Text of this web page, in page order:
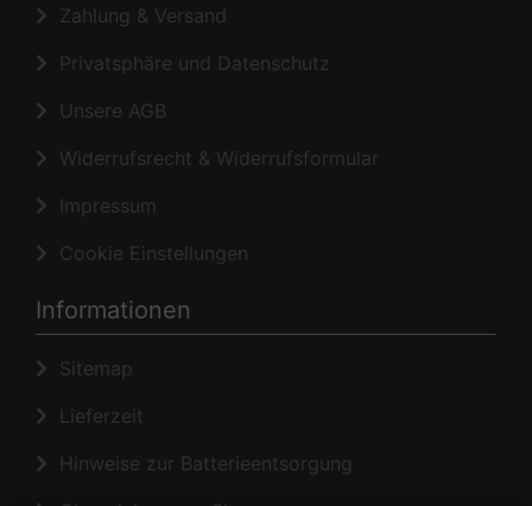
Privatsphäre und Datenschutz
Unsere AGB
Widerrufsrecht & Widerrufsformular
Impressum
Cookie Einstellungen
Sitemap
Lieferzeit
Hinweise zur Batterieentsorgung
Changlelog zum Shop